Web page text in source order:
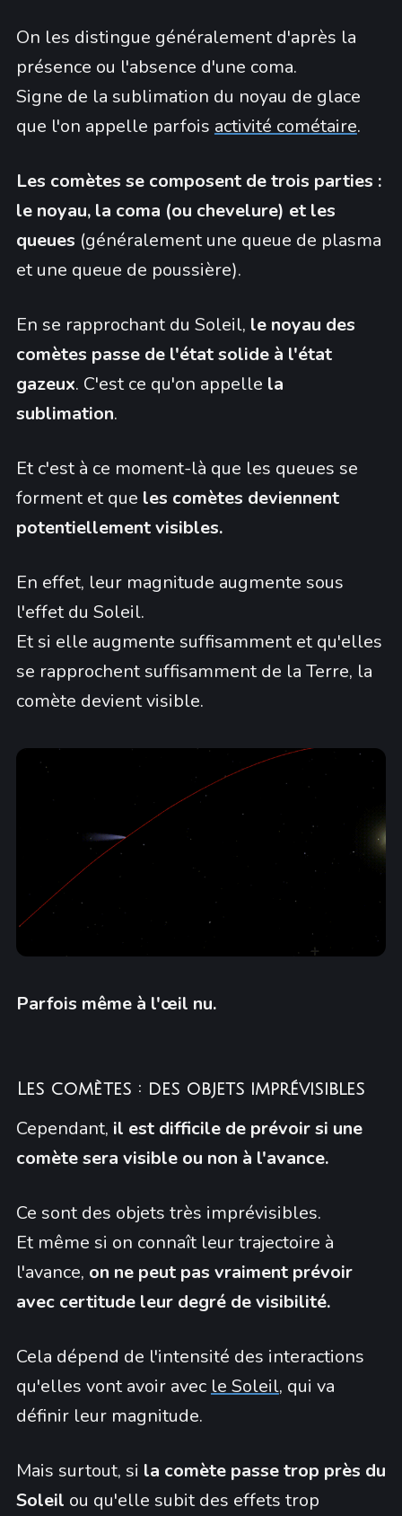
On les distingue généralement d'après la
présence ou l'absence d'une coma.
Signe de la sublimation du noyau de glace
que l'on appelle parfois activité cométaire.
Les comètes se composent de trois parties :
le noyau, la coma (ou chevelure) et les
queues (généralement une queue de plasma
et une queue de poussière).
En se rapprochant du Soleil, le noyau des
comètes passe de l'état solide à l'état
gazeux. C'est ce qu'on appelle la
sublimation.
Et c'est à ce moment-là que les queues se
forment et que les comètes deviennent
potentiellement visibles.
En effet, leur magnitude augmente sous
l'effet du Soleil.
Et si elle augmente suffisamment et qu'elles
se rapprochent suffisamment de la Terre, la
comète devient visible.
Parfois même à l'œil nu.
Les comètes : des objets imprévisibles
Cependant, il est difficile de prévoir si une
comète sera visible ou non à l'avance.
Ce sont des objets très imprévisibles.
Et même si on connaît leur trajectoire à
l'avance, on ne peut pas vraiment prévoir
avec certitude leur degré de visibilité.
Cela dépend de l'intensité des interactions
qu'elles vont avoir avec le Soleil, qui va
définir leur magnitude.
Mais surtout, si la comète passe trop près du
Soleil ou qu'elle subit des effets trop